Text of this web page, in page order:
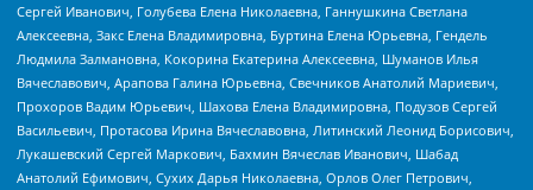
Сергей Иванович, Голубева Елена Николаевна, Ганнушкина Светлана
Алексеевна, Закс Елена Владимировна, Буртина Елена Юрьевна, Гендель
Людмила Залмановна, Кокорина Екатерина Алексеевна, Шуманов Илья
Вячеславович, Арапова Галина Юрьевна, Свечников Анатолий Мариевич,
Прохоров Вадим Юрьевич, Шахова Елена Владимировна, Подузов Сергей
Васильевич, Протасова Ирина Вячеславовна, Литинский Леонид Борисович,
Лукашевский Сергей Маркович, Бахмин Вячеслав Иванович, Шабад
Анатолий Ефимович, Сухих Дарья Николаевна, Орлов Олег Петрович,